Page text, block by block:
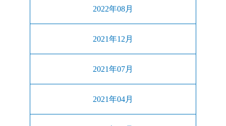
2022年08月
2021年12月
2021年07月
2021年04月